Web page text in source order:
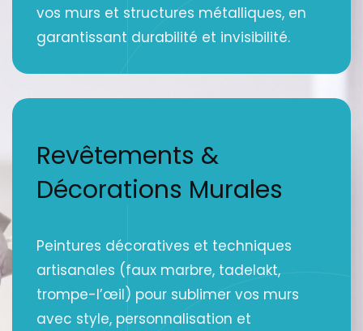
vos murs et structures métalliques, en
garantissant durabilité et invisibilité.
Revêtements &
Décorations Murales
Peintures décoratives et techniques
artisanales (faux marbre, tadelakt,
trompe-l’œil) pour sublimer vos murs
avec style, personnalisation et